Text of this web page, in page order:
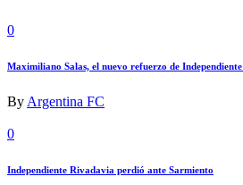
0
Maximiliano Salas, el nuevo refuerzo de
By Argentina FC
0
Independiente Rivadavia perdió ante Sarmiento